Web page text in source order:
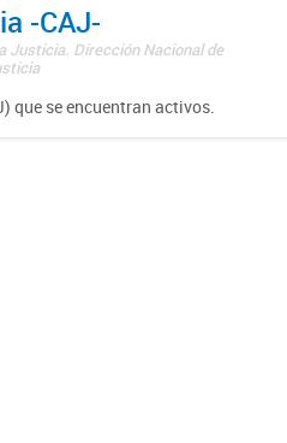
-CAJ-
Justicia. Dirección Nacional de
que se encuentran activos.